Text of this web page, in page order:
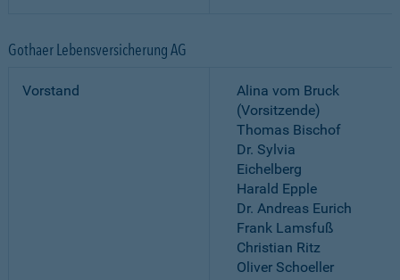
Gothaer Lebensversicherung AG
Vorstand
Alina vom Bruck
(Vorsitzende)
Thomas Bischof
Dr. Sylvia
Eichelberg
Harald Epple
Dr. Andreas Eurich
Frank Lamsfuß
Christian Ritz
Oliver Schoeller